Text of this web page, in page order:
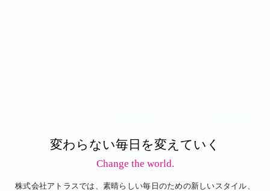
変わらない毎日を変えていく
Change the world.
株式会社アトラスでは、素晴らしい毎日のための新しいスタイル、